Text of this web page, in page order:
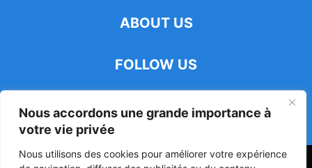
Nous accordons une grande importance à
votre vie privée
Nous utilisons des cookies pour améliorer votre expérience
ABOUT US
FOLLOW US
47ᵉ Assemblée Mondiale sur la Protection de la Vie Privée: Me